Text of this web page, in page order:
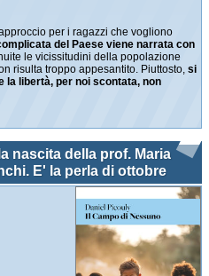
per i ragazzi che vogliono
del Paese viene narrata con
le vicissitudini della popolazione
risulta troppo appesantito. Piuttosto, si
libertà, per noi scontata, non
nascita della prof. Maria
E' la perla di ottobre